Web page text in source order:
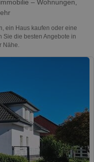
– Wohnungen,
ein Haus kaufen oder eine
Sie die besten Angebote in
Nähe.